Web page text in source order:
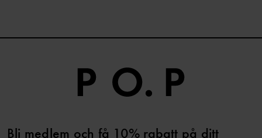
Bli medlem och få 10% rabatt på ditt